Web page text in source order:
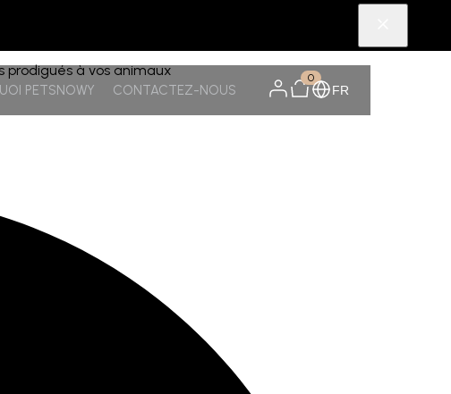
PETSNOWY CONTACTEZ-NOUS
0
FR
prodigués à vos animaux